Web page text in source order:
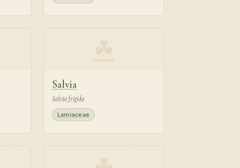
Salvia
Salvia frigida
Lamiaceae